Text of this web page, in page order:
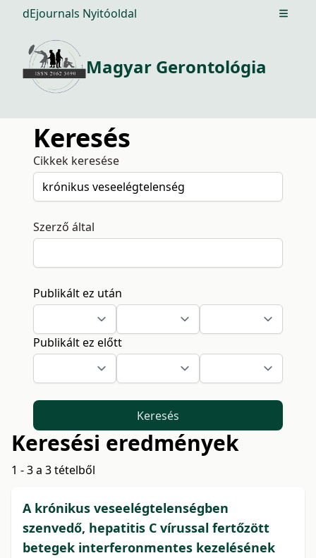
dEjournals Nyitóoldal Open
Magyar Gerontológia
Keresés
Cikkek keresése
Szerző által
Publikált ez után
Publikált ez előtt
Keresés
Keresési eredmények
1 - 3 a 3 tételből
A krónikus veseelégtelenségben
szenvedő, hepatitis C vírussal fertőzött
betegek interferonmentes kezelésének